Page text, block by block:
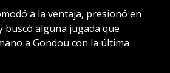
a la ventaja, presionó en
buscó alguna jugada que
a Gondou con la última